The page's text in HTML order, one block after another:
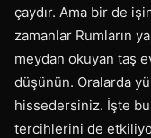
çaydır. Ama bir de
zamanlar Rumların
meydan okuyan taş
düşünün. Oralarda
hissedersiniz. İşte
tercihlerini de